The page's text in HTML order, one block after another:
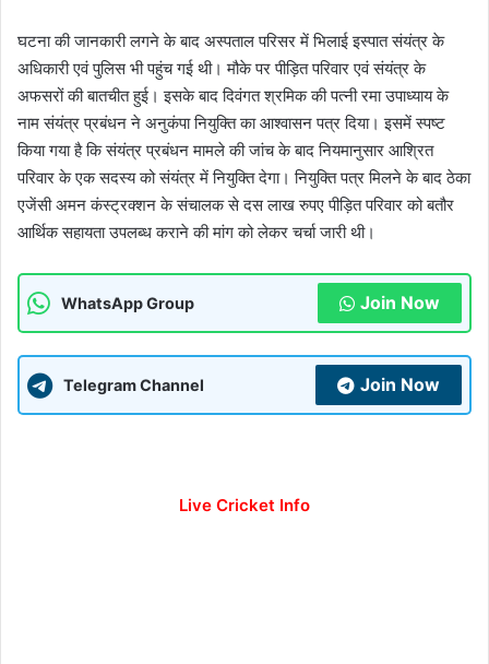
घटना की जानकारी लगने के बाद अस्पताल परिसर में भिलाई इस्पात संयंत्र के
अधिकारी एवं पुलिस भी पहुंच गई थी। मौके पर पीड़ित परिवार एवं संयंत्र के
अफसरों की बातचीत हुई। इसके बाद दिवंगत श्रमिक की पत्नी रमा उपाध्याय के
नाम संयंत्र प्रबंधन ने अनुकंपा नियुक्ति का आश्वासन पत्र दिया। इसमें स्पष्ट
किया गया है कि संयंत्र प्रबंधन मामले की जांच के बाद नियमानुसार आश्रित
परिवार के एक सदस्य को संयंत्र में नियुक्ति देगा। नियुक्ति पत्र मिलने के बाद ठेका
एजेंसी अमन कंस्ट्रक्शन के संचालक से दस लाख रुपए पीड़ित परिवार को बतौर
आर्थिक सहायता उपलब्ध कराने की मांग को लेकर चर्चा जारी थी।
WhatsApp Group Join Now
Telegram Channel Join Now
Live Cricket Info